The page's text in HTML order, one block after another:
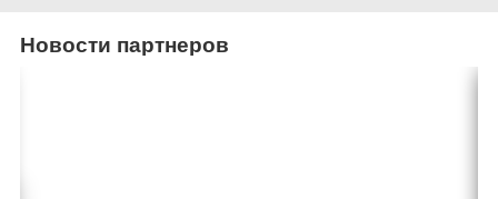
Новости партнеров